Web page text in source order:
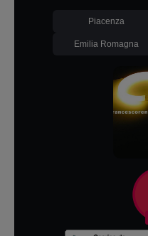
Piacenza
Emilia Romagna